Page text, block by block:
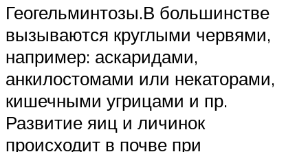
Геогельминтозы.В большинстве
вызываются круглыми червями,
например: аскаридами,
анкилостомами или некаторами,
кишечными угрицами и пр.
Развитие яиц и личинок
происходит в почве при